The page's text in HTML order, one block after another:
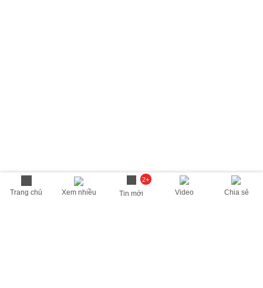
Trang chủ Xem nhiều
2+
Tin mới Video Chia sẻ